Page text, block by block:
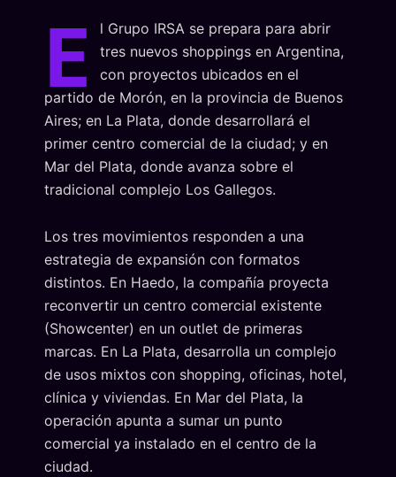
E
l Grupo IRSA se prepara para abrir
tres nuevos shoppings en Argentina,
con proyectos ubicados en el
partido de Morón, en la provincia de Buenos
Aires; en La Plata, donde desarrollará el
primer centro comercial de la ciudad; y en
Mar del Plata, donde avanza sobre el
tradicional complejo Los Gallegos.
Los tres movimientos responden a una
estrategia de expansión con formatos
distintos. En Haedo, la compañía proyecta
reconvertir un centro comercial existente
(Showcenter) en un outlet de primeras
marcas. En La Plata, desarrolla un complejo
de usos mixtos con shopping, oficinas, hotel,
clínica y viviendas. En Mar del Plata, la
operación apunta a sumar un punto
comercial ya instalado en el centro de la
ciudad.